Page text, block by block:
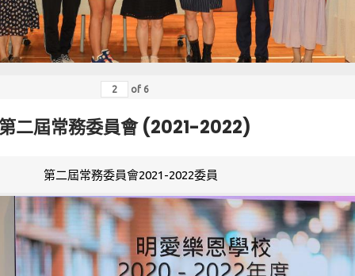
of 6
二屆常務委員會 (2021-2022)
第二屆常務委員會2021-2022委員